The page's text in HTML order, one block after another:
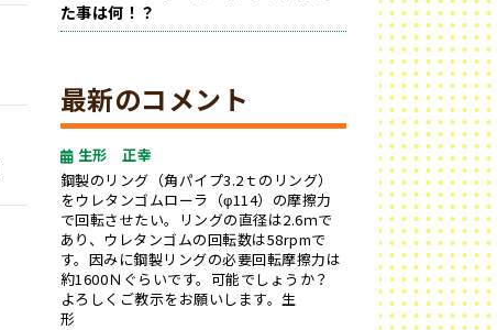
た事は何！？
最新のコメント
生形 正幸
鋼製のリング（角パイプ3.2ｔのリング）
をウレタンゴムローラ（φ114）の摩擦力
で回転させたい。リングの直径は2.6ｍで
あり、ウレタンゴムの回転数は58rpmで
す。因みに鋼製リングの必要回転摩擦力は
約1600Ｎぐらいです。可能でしょうか？
よろしくご教示をお願いします。生
形